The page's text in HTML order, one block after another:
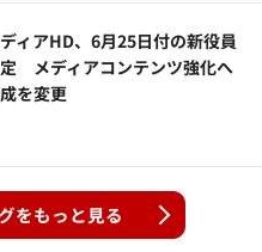
ィアHD、6月25日付の新役員
メディアコンテンツ強化へ
を変更
をもっと見る